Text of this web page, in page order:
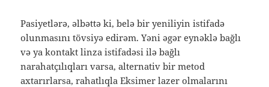
Pasiyetlərə, əlbəttə ki, belə bir yeniliyin istifadə
olunmasını tövsiyə edirəm. Yəni əgər eynəklə bağlı
və ya kontakt linza istifadəsi ilə bağlı
narahatçılıqları varsa, alternativ bir metod
axtarırlarsa, rahatlıqla Eksimer lazer olmalarını